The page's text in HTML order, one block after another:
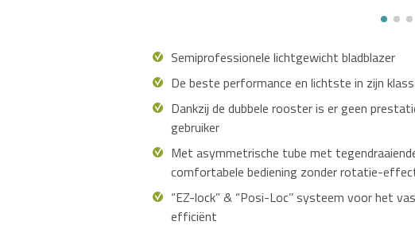
Semiprofessionele lichtgewicht bladblazer
De beste performance en lichtste in zijn
Dankzij de dubbele rooster is er geen
gebruiker
Met asymmetrische tube met
comfortabele bediening zonder rotatie-
“EZ-lock” & “Posi-Loc’’ systeem voor het
efficiënt